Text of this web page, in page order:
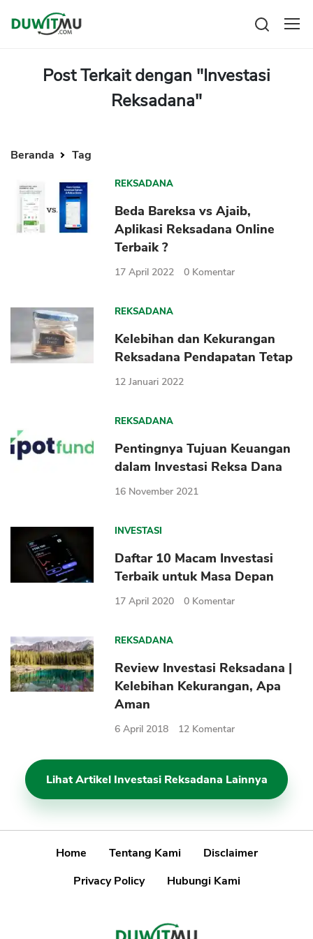
Reksadana
Investasi
KPR
Pinjaman Online
Hutang
Pinjaman
Kartu Kredit
KTA
KPR
Pinjaman Online
Broker Forex
Sekuritas Saham
Bank Digital
Asuransi
Asuransi Syariah
Post Terkait dengan "Investasi
Reksadana"
Beranda Tag
REKSADANA
Beda Bareksa vs Ajaib,
Aplikasi Reksadana Online
Terbaik ?
17 April 2022 0 Komentar
REKSADANA
Kelebihan dan Kekurangan
Reksadana Pendapatan Tetap
12 Januari 2022
REKSADANA
Pentingnya Tujuan Keuangan
dalam Investasi Reksa Dana
16 November 2021
INVESTASI
Daftar 10 Macam Investasi
Terbaik untuk Masa Depan
17 April 2020 0 Komentar
REKSADANA
Review Investasi Reksadana |
Kelebihan Kekurangan, Apa
Aman
6 April 2018 12 Komentar
Lihat Artikel Investasi Reksadana Lainnya
Home Tentang Kami
Disclaimer
Privacy Policy
Hubungi Kami